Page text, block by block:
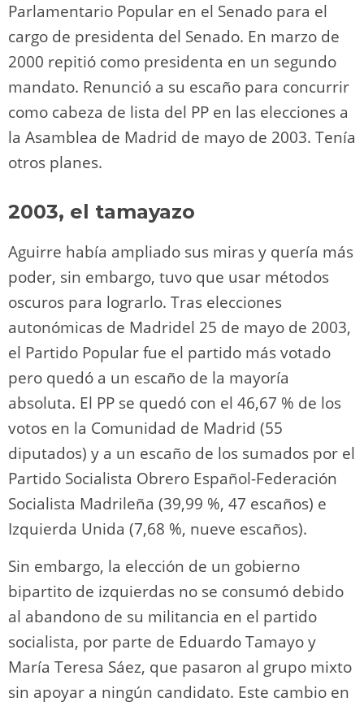
Parlamentario Popular en el Senado para el
cargo de presidenta del Senado. En marzo de
2000 repitió como presidenta en un segundo
mandato. Renunció a su escaño para concurrir
como cabeza de lista del PP en las elecciones a
la Asamblea de Madrid de mayo de 2003. Tenía
otros planes.
2003, el tamayazo
Aguirre había ampliado sus miras y quería más
poder, sin embargo, tuvo que usar métodos
oscuros para lograrlo. Tras elecciones
autonómicas de Madridel 25 de mayo de 2003,
el Partido Popular fue el partido más votado
pero quedó a un escaño de la mayoría
absoluta. El PP se quedó con el 46,67 % de los
votos en la Comunidad de Madrid (55
diputados) y a un escaño de los sumados por el
Partido Socialista Obrero Español-Federación
Socialista Madrileña (39,99 %, 47 escaños) e
Izquierda Unida (7,68 %, nueve escaños).
Sin embargo, la elección de un gobierno
bipartito de izquierdas no se consumó debido
al abandono de su militancia en el partido
socialista, por parte de Eduardo Tamayo y
María Teresa Sáez, que pasaron al grupo mixto
sin apoyar a ningún candidato. Este cambio en